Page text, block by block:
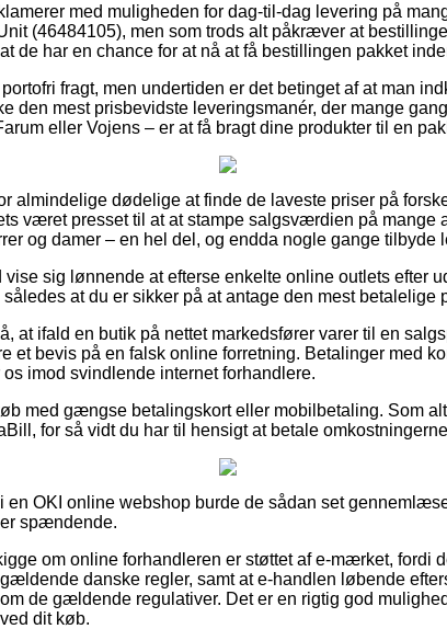
med muligheden for dag-til-dag levering på
(46484105), men som trods alt påkræver at
de har en chance for at nå at få bestillingen pakket
fragt, men undertiden er det betinget af at man
den mest prisbevidste leveringsmanér, der mange
eller Vojens – er at få bragt dine produkter til en
almindelige dødelige at finde de laveste priser på
været presset til at at stampe salgsværdien på mange
og damer – en hel del, og endda nogle gange tilbyde
vise sig lønnende at efterse enkelte online outlets efter
at du er sikker på at antage den mest betalelige
at ifald en butik på nettet markedsfører varer til en
et bevis på en falsk online forretning. Betalinger med
imod svindlende internet forhandlere.
med gængse betalingskort eller mobilbetaling. Som
for så vidt du har til hensigt at betale
en OKI online webshop burde de sådan set
spændende.
om online forhandleren er støttet af e-mærket, fordi
danske regler, samt at e-handlen løbende
de gældende regulativer. Det er en rigtig god
dit køb.